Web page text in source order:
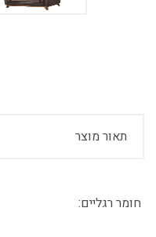
תאור מוצר
חומר רגליים: